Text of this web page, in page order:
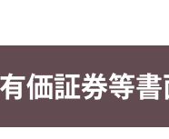
価証券等